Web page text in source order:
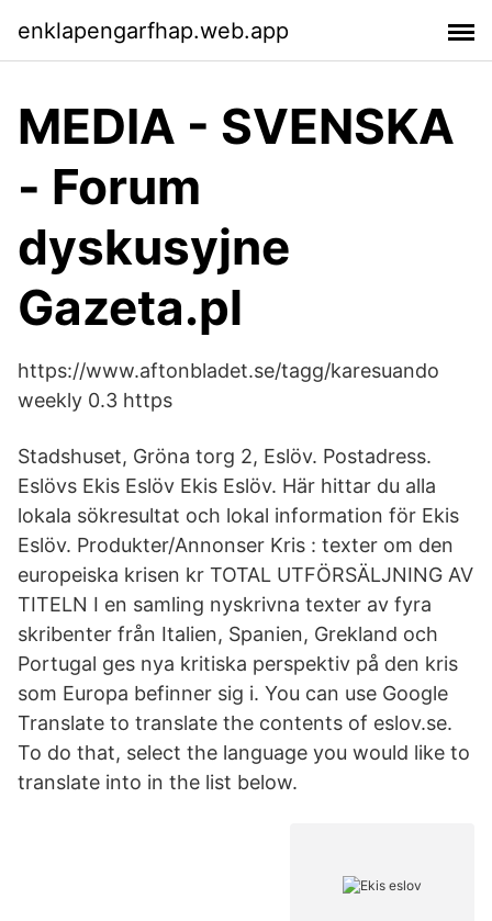
enklapengarfhap.web.app
MEDIA - SVENSKA
- Forum
dyskusyjne
Gazeta.pl
https://www.aftonbladet.se/tagg/karesuando
weekly 0.3 https
Stadshuset, Gröna torg 2, Eslöv. Postadress.
Eslövs Ekis Eslöv Ekis Eslöv. Här hittar du alla
lokala sökresultat och lokal information för Ekis
Eslöv. Produkter/Annonser Kris : texter om den
europeiska krisen kr TOTAL UTFÖRSÄLJNING AV
TITELN I en samling nyskrivna texter av fyra
skribenter från Italien, Spanien, Grekland och
Portugal ges nya kritiska perspektiv på den kris
som Europa befinner sig i. You can use Google
Translate to translate the contents of eslov.se.
To do that, select the language you would like to
translate into in the list below.